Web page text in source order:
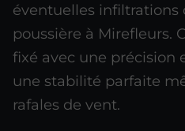
éventuelles infiltrations
poussière à Mirefleurs.
fixé avec une précision
une stabilité parfaite
rafales de vent.